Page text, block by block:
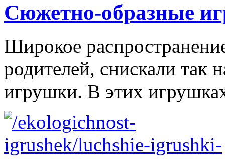
Сюжетно-образные
Широкое
родителей, снискали так
игрушки. В этих